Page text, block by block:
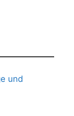
und